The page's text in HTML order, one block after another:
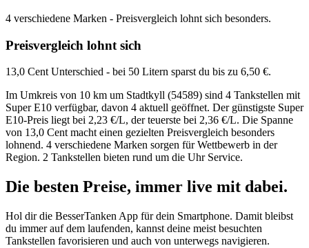
4 verschiedene Marken - Preisvergleich lohnt sich besonders.
Preisvergleich lohnt sich
13,0 Cent Unterschied - bei 50 Litern sparst du bis zu 6,50 €.
Im Umkreis von 10 km um Stadtkyll (54589) sind 4 Tankstellen mit
Super E10 verfügbar, davon 4 aktuell geöffnet. Der günstigste Super
E10-Preis liegt bei 2,23 €/L, der teuerste bei 2,36 €/L. Die Spanne
von 13,0 Cent macht einen gezielten Preisvergleich besonders
lohnend. 4 verschiedene Marken sorgen für Wettbewerb in der
Region. 2 Tankstellen bieten rund um die Uhr Service.
Die besten Preise, immer live mit dabei.
Hol dir die BesserTanken App für dein Smartphone. Damit bleibst
du immer auf dem laufenden, kannst deine meist besuchten
Tankstellen favorisieren und auch von unterwegs navigieren.